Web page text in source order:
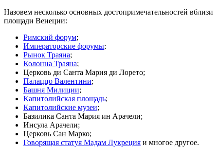
Назовем несколько основных достопримечательностей вблизи
площади Венеции:
Римский форум;
Императорские форумы;
Рынок Траяна;
Колонна Траяна;
Церковь ди Санта Мария ди Лорето;
Палаццо Валентини;
Башня Милиции;
Капитолийская площадь;
Капитолийские музеи;
Базилика Санта Мария ин Арачели;
Инсула Арачели;
Церковь Сан Марко;
Говорящая статуя Мадам Лукреция и многое другое.